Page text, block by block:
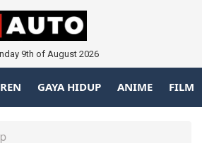
9th of August 2026
GAYA HIDUP ANIME FILM